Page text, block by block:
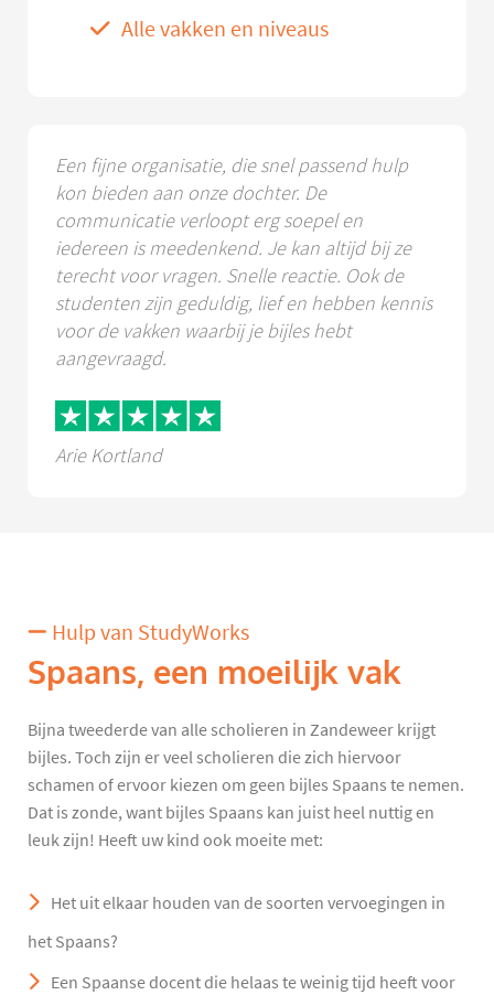
Alle vakken en niveaus
Een fijne organisatie, die snel passend hulp
kon bieden aan onze dochter. De
communicatie verloopt erg soepel en
iedereen is meedenkend. Je kan altijd bij ze
terecht voor vragen. Snelle reactie. Ook de
studenten zijn geduldig, lief en hebben kennis
voor de vakken waarbij je bijles hebt
aangevraagd.
Arie Kortland
Hulp van StudyWorks
Spaans, een moeilijk vak
Bijna tweederde van alle scholieren in Zandeweer krijgt
bijles. Toch zijn er veel scholieren die zich hiervoor
schamen of ervoor kiezen om geen bijles Spaans te nemen.
Dat is zonde, want bijles Spaans kan juist heel nuttig en
leuk zijn! Heeft uw kind ook moeite met:
Het uit elkaar houden van de soorten vervoegingen in
het Spaans?
Een Spaanse docent die helaas te weinig tijd heeft voor